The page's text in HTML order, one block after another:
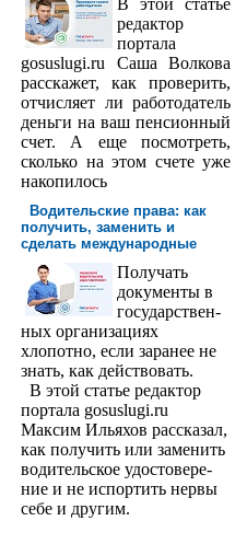
В этой статье
редактор
порта­ла
gosuslugi.ru Саша Волкова
расскажет, как проверить,
отчисляет ли работодатель
деньги на ваш пенсионный
счет. А еще посмотреть,
сколько на этом счете уже
накопилось
Водительские права: как
получить, заменить и
сделать международ­ные
Получать
доку­менты в
государствен­
ных организациях
хлопотно, если заранее не
знать, как действовать.
В этой статье редактор
портала gosuslugi.ru
Максим Ильяхов рассказал,
как получить или заменить
водительское удостовере­
ние и не испортить нервы
себе и другим.